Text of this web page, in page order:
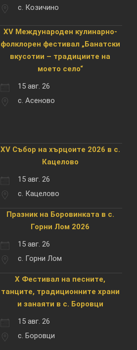
с. Козичино
XV Международен кулинарно-
фолклорен фестивал „Банатски
вкусотии – традициите на
моето село“
15 авг. 26
с. Асеново
XV Събор на хърцоите 2026 в с.
Кацелово
15 авг. 26
с. Кацелово
Празник на Боровинката в с.
Горни Лом 2026
15 авг. 26
с. Горни Лом
X Фестивал на песните,
танците, традиционните храни
и занаяти в с. Боровци
15 авг. 26
с. Боровци